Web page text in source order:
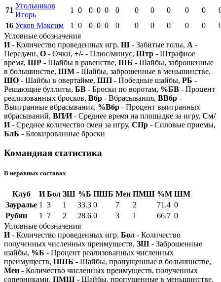
71
Угольников
Игорь
1 0 0 0 0 0 0 0 0 0 0
16 Усков Максим 1 0 0 0 0 0 0 0 0 0 0
Условные обозначения
И- Количество проведенных игр, Ш - Забитые голы, А -
Передачи, О - Очки, +/- - Плюс/минус, Штр - Штрафное
время, ШР - Шайбы в равенстве, ШБ - Шайбы, заброшенные
в большинстве, ШМ - Шайбы, заброшенные в меньшинстве,
ШО - Шайбы в овертайме, ШП - Победные шайбы, РБ -
Решающие буллиты, БВ - Броски по воротам, %БВ - Процент
реализованных бросков, Вбр - Вбрасывания, ВВбр -
Выигранные вбрасывания, %Вбр - Процент выигранных
вбрасываний, ВП/И- Среднее время на площадке за игру, См/
И- Среднее количество смен за игру, СПр - Силовые приемы,
БлБ - Блокированные броски
Командная статистика
В неравных составах
Клуб И Бол ЗШ %Б ПШБ Мен ПМШ %М ШМ
Зауралье 1 3 1 33.3 0 7 2 71.4 0
Рубин
1 7 2 28.6 0 3 1 66.7 0
Условные обозначения
И- Количество проведенных игр, Бол - Количество
полученных численных преимуществ, ЗШ - Заброшенные
шайбы, %Б - Процент реализованных численных
преимуществ, ПШБ - Шайбы, пропущенные в большинстве,
Мен - Количество численных преимуществ, полученных
соперниками, ПМШ - Шайбы, пропущенные в меньшинстве,